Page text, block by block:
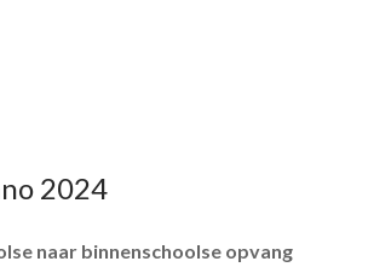
2024
naar binnenschoolse opvang